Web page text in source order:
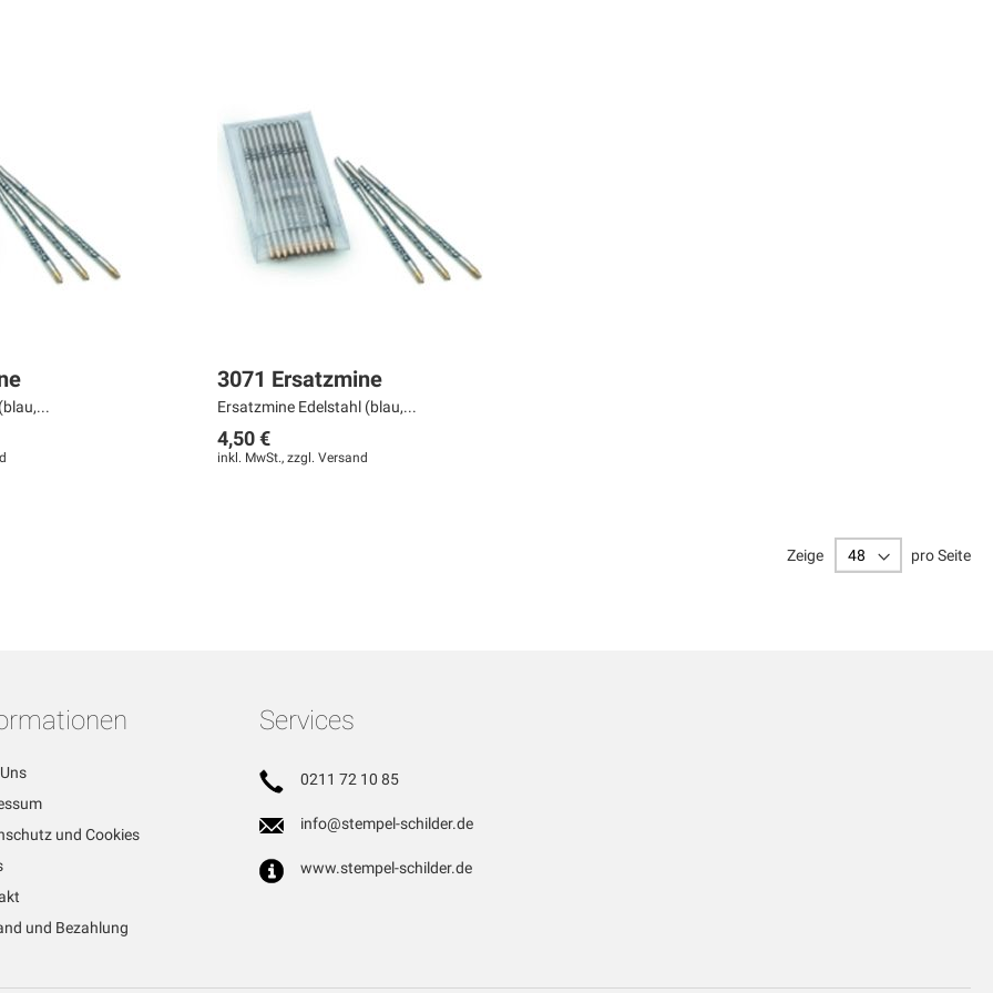
3071 Ersatzmine
Ersatzmine Edelstahl (blau,...
4,50 €
inkl. MwSt., zzgl. Versand
Zeige pro Seite
und Cookies
und Bezahlung
Services
0211 72 10 85
info@stempel-schilder.de
www.stempel-schilder.de